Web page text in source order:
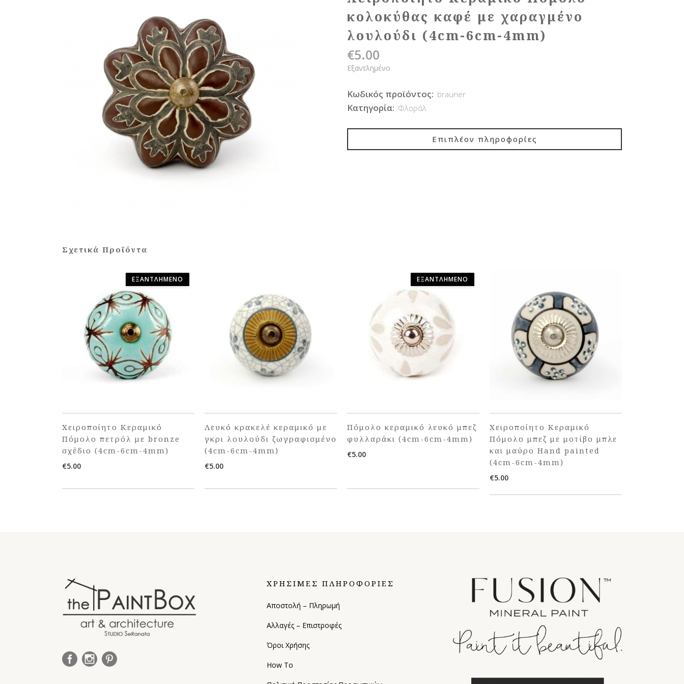
κολοκύθας καφέ με χαραγμένο
λουλούδι (4cm-6cm-4mm)
€5.00
Εξαντλημένο
Κωδικός προϊόντος: brauner
Κατηγορία: Φλοράλ
Επιπλέον πληροφορίες
Σχετικά Προϊόντα
ΕΞΑΝΤΛΗΜΈΝΟ
Χειροποίητο Κεραμικό
Πόμολο πετρόλ με bronze
σχέδιο (4cm-6cm-4mm)
€5.00
Λευκό κρακελέ κεραμικό με
γκρι λουλούδι ζωγραφισμένο
(4cm-6cm-4mm)
€5.00
ΕΞΑΝΤΛΗΜΈΝΟ
Πόμολο κεραμικό λευκό μπεζ
φυλλαράκι (4cm-6cm-4mm)
€5.00
Χειροποίητο Κεραμικό
Πόμολο μπεζ με μοτίβο μπλε
και μαύρο Hand painted
(4cm-6cm-4mm)
€5.00
ΧΡΗΣΙΜΕΣ ΠΛΗΡΟΦΟΡΙΕΣ
Αποστολή – Πληρωμή
Αλλαγές – Επιστροφές
Όροι Χρήσης
How To